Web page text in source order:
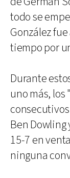
todo se
González
tiempo por
Durante
uno más,
Ben Dowling
15-7 en
ninguna